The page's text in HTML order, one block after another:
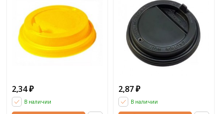
2,34 ₽
В наличии
2,87 ₽
В наличии